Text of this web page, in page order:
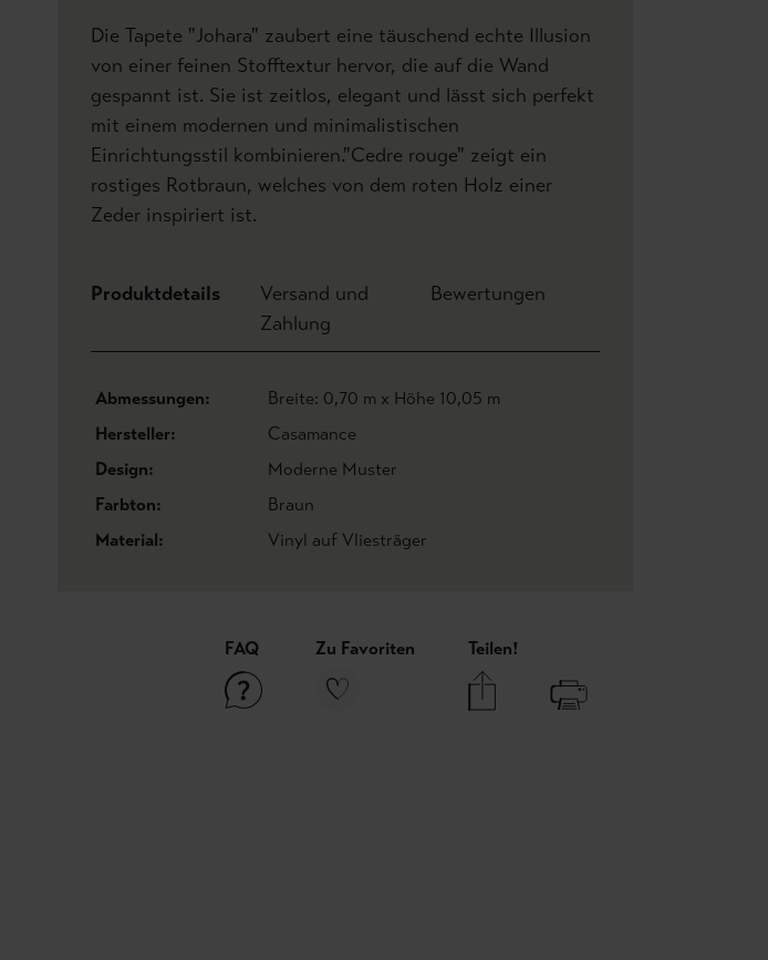
Die Tapete "Johara" zaubert eine täuschend echte Illusion
von einer feinen Stofftextur hervor, die auf die Wand
gespannt ist. Sie ist zeitlos, elegant und lässt sich perfekt
mit einem modernen und minimalistischen
Einrichtungsstil kombinieren."Cedre rouge" zeigt ein
rostiges Rotbraun, welches von dem roten Holz einer
Zeder inspiriert ist.
Produktdetails
Versand und
Zahlung
Bewertungen
Abmessungen:
Breite: 0,70 m x Höhe 10,05 m
Hersteller:
Casamance
Design:
Moderne Muster
Farbton:
Braun
Material:
Vinyl auf Vliesträger
FAQ Zu Favoriten Teilen!